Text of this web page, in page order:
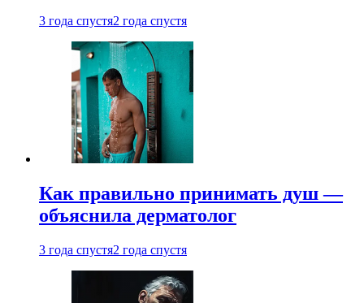
3 года спустя2 года спустя
Как правильно принимать душ —
объяснила дерматолог
3 года спустя2 года спустя